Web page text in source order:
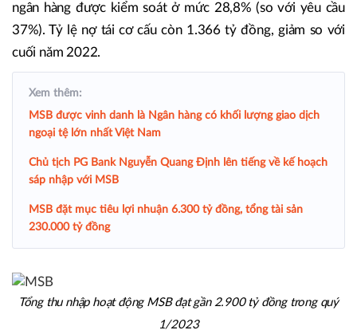
ngân hàng được kiểm soát ở mức 28,8% (so với yêu cầu
37%). Tỷ lệ nợ tái cơ cấu còn 1.366 tỷ đồng, giảm so với
cuối năm 2022.
Xem thêm:
MSB được vinh danh là Ngân hàng có khối lượng giao dịch
ngoại tệ lớn nhất Việt Nam
Chủ tịch PG Bank Nguyễn Quang Định lên tiếng về kế hoạch
sáp nhập với MSB
MSB đặt mục tiêu lợi nhuận 6.300 tỷ đồng, tổng tài sản
230.000 tỷ đồng
Tổng thu nhập hoạt động MSB đạt gần 2.900 tỷ đồng trong quý
1/2023